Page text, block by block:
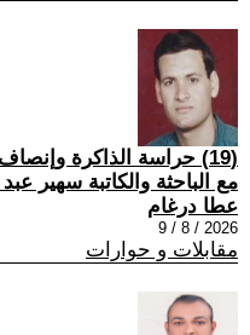
(19) حراسة الذاكرة
مع الباحثة والكاتبة سهير
عطا درغام
2026 / 8 / 9
مقابلات و حوارات